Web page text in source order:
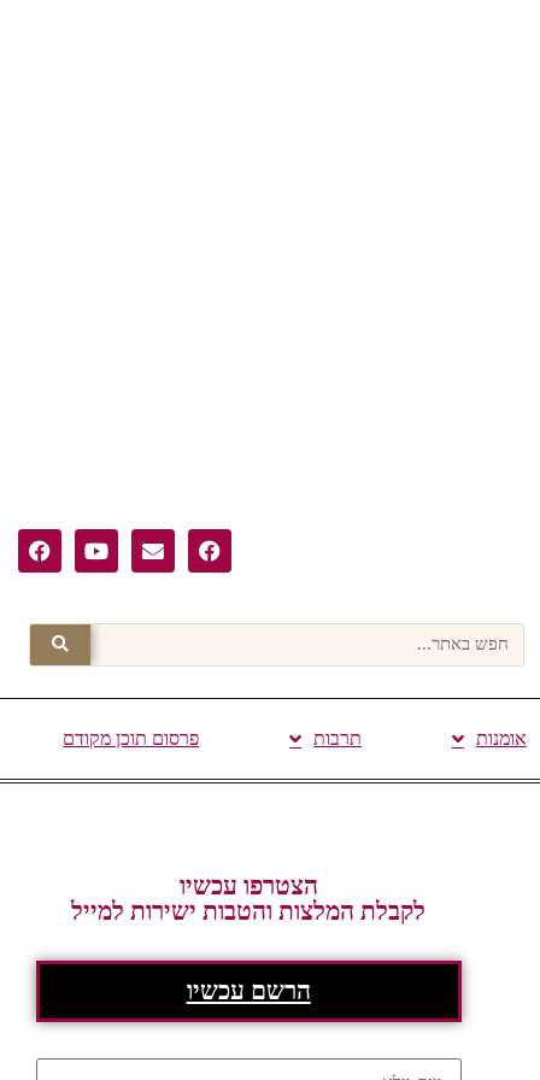
אומנות תרבות פרסום תוכן מקודם
הצטרפו עכשיו
לקבלת המלצות והטבות ישירות למייל
הרשם עכשיו